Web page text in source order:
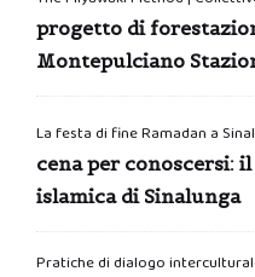
progetto di
Montepulciano
La festa di fine Ramadan a
cena per conoscersi:
islamica di Sinalunga
Pratiche di dialogo